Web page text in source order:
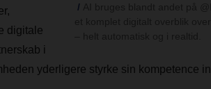
digitale
i
yderligere styrke sin kompetence